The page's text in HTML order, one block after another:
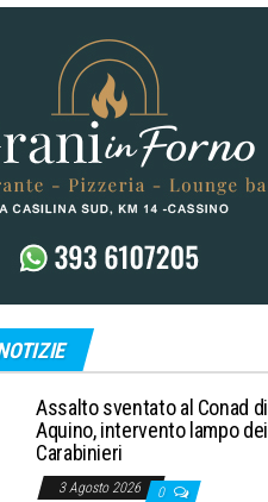
Assalto sventato al Conad di
Aquino, intervento lampo dei
Carabinieri
3 Agosto 2026 0